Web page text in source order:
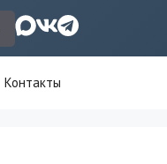
Контакты